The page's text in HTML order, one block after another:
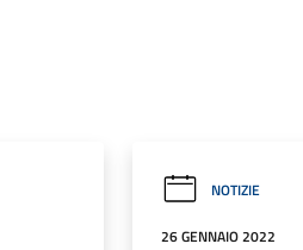
NOTIZIE
26 GENNAIO 2022